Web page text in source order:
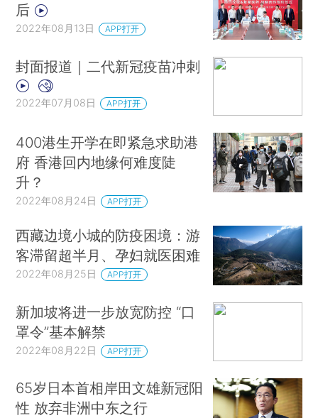
后
2022年08月13日 APP打开
封面报道｜二代新冠疫苗冲刺
2022年07月08日 APP打开
400港生开学在即紧急求助港
府 香港回内地缘何难度陡
升？
2022年08月24日 APP打开
西藏边境小城的防疫困境：游
客滞留超半月、孕妇就医困难
2022年08月25日 APP打开
新加坡将进一步放宽防控 “口
罩令”基本解禁
2022年08月22日 APP打开
65岁日本首相岸田文雄新冠阳
性 放弃非洲中东之行